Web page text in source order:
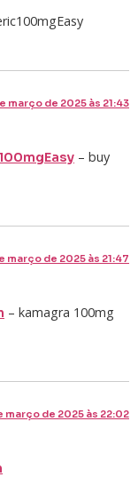
março de 2025 às 21:43
– buy
março de 2025 às 21:47
– kamagra 100mg
março de 2025 às 22:02